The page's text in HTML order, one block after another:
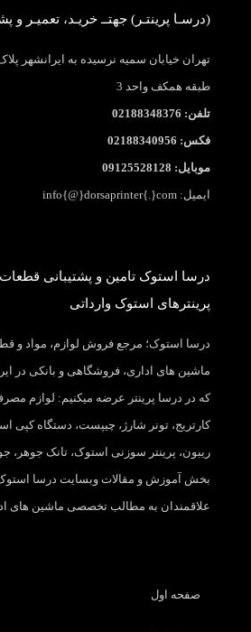
(درسـا پرینتـر) جهتــ خریـد، تعمیـر و
طبقه همکف واحد 3
تلفن: 02188348376
فکس: 02188340956
موبایل: 09125528128
ایمیل: info{@}dorsaprinter{.}com
درسا استوک تامین و پشتیبانی
پرینترهای استوک وارداتی
درسا استوک؛ مرجع فروش لوازم، مواد و
ماشین های اداری، فروشگاهی و بانکی در
که در درسا پرینتر عرضه میکنیم: لوازم
کارتریج، تونر شارژ، چیپست، دستگاه کپی
ریبون، پرینتر سوزنی استوک، تانک جوهر،
بخش آموزش و مقالات وبسایت درسا
علاقمندان به مطالب تخصصی ماشین های
صفحه اول